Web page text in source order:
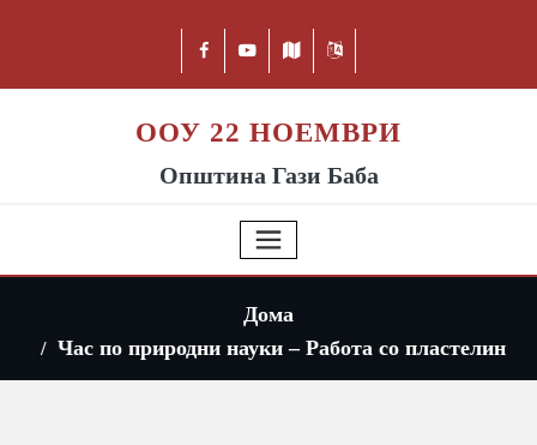
ООУ 22 НОЕМВРИ
Општина Гази Баба
Дома
Час по природни науки – Работа со пластелин